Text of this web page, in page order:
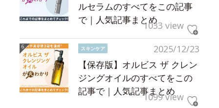
ルセラムのすべてをこの記事
で｜人気記事まとめ1033 view
2025/12/23
スキンケア
【保存版】オルビス ザ クレン
ジングオイルのすべてをこの
記事で｜人気記事まとめ
1099 view